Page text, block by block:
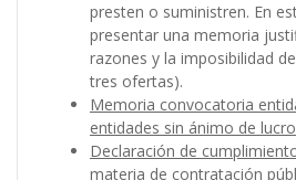
presten o suministren. En
presentar una memoria
razones y la imposibilidad
tres ofertas).
Memoria convocatoria
entidades sin ánimo de lucro
Declaración de
materia de contratación